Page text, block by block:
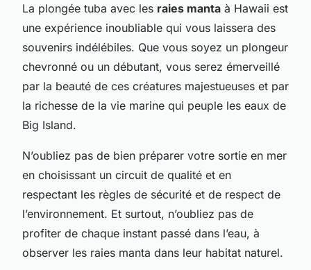
La plongée tuba avec les raies manta à Hawaii est
une expérience inoubliable qui vous laissera des
souvenirs indélébiles. Que vous soyez un plongeur
chevronné ou un débutant, vous serez émerveillé
par la beauté de ces créatures majestueuses et par
la richesse de la vie marine qui peuple les eaux de
Big Island.
N’oubliez pas de bien préparer votre sortie en mer
en choisissant un circuit de qualité et en
respectant les règles de sécurité et de respect de
l’environnement. Et surtout, n’oubliez pas de
profiter de chaque instant passé dans l’eau, à
observer les raies manta dans leur habitat naturel.